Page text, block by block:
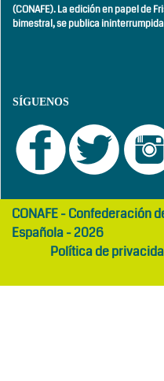
(CONAFE). La edición en papel de
bimestral,se publica
SÍGUENOS
girls
abaya
maltepe
otelCONAFE - Confederación
Española - 2026
Política de